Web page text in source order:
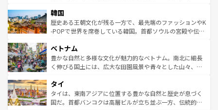
はコンテンツ一覧
いる。アクティビティも充実しており、サーフィンやダイ
ビング、ハイキングなど、アウトドア好きにはたまらな
い。オーストラリアの多彩な魅力を存分に味わいつくそ
参照してほしい。
ン）、静ひつな山岳地帯である台湾東部など、都市の喧騒
と山間の静けさが共存しており、訪れる人に新しい発見と
驚きをもたらしてくれる。また、奥深い台湾の食文化も魅
容にもいいと評判のスイーツなど、バラエティ豊かな料理
が味わえる。 なお、新着の台湾情報は コンテンツ一覧を参
照してほしい。
韓国
歴史ある王朝文化が残る一方で、最先端のファッションやK
-POPで世界を席巻している韓国。首都ソウルの宮殿や伝統
き、地方に足を延ばせば四季折々の自然美を楽しむことが
できる。そして、キムチや焼肉、絶品のストリートフード
まで、さまざまな韓国料理が待っている。夜には、韓国な
リティに包まれながら、韓国の多彩な魅力を心ゆくまで味
わってみてほしい。 なお、新着の韓国情報はコンテンツ一
覧を参照してほしい。
ベトナム
豊かな自然と多様な文化が魅力的なベトナム。南北に細長
く伸びる国土には、広大な田園風景や青々とした山々、世
急速な発展と共に伝統が息づく。ハノイの古い町並みやホ
ーチミン市のフランス統治時代の建物も、独特の雰囲気を
醸し出している。また、バラエティの豊かさとおいしさで
タイ
タイは、東南アジアに位置する豊かな自然と歴史が息づく
国だ。首都バンコクは高層ビルが立ち並ぶ一方、伝統的な